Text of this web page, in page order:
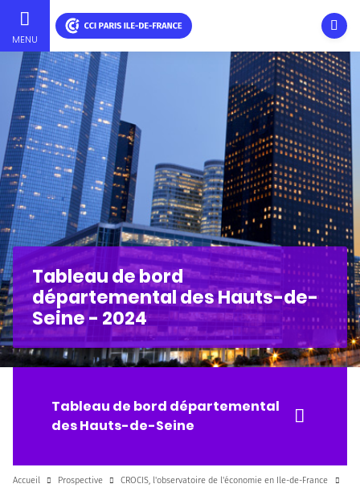
Aller
contenu
principal
MENU
Tableau de bord
départemental des Hauts-de-
Seine - 2024
Tableau de bord départemental
des Hauts-de-Seine
Accueil Prospective
CROCIS, l'observatoire de l'économie en Ile-de-France